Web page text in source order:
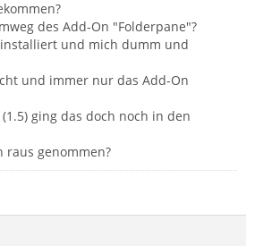
des Add-On "Folderpane"?
installiert und mich dumm und
und immer nur das Add-On
ging das doch noch in den
raus genommen?